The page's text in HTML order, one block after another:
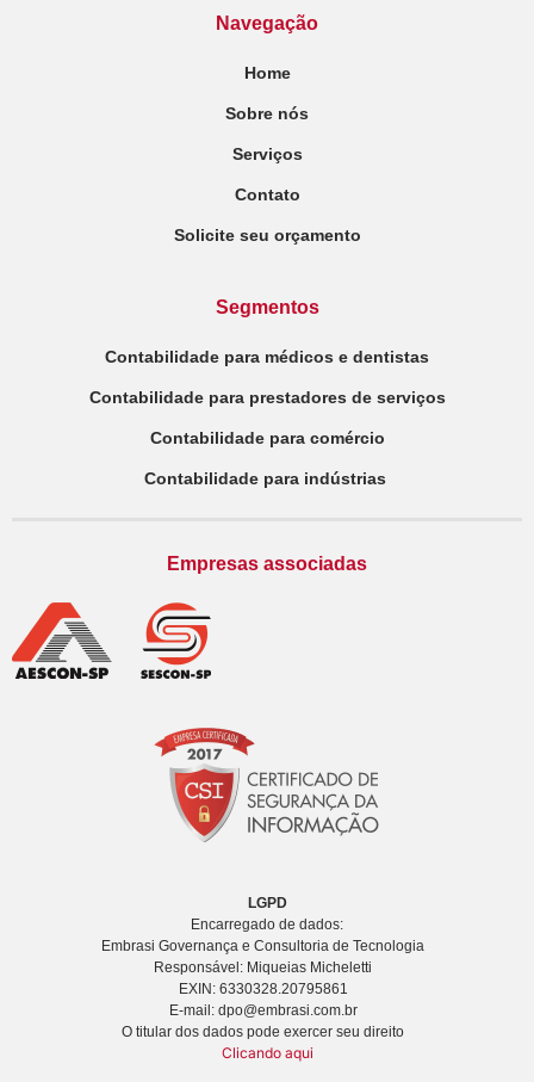
Navegação
Home
Sobre nós
Serviços
Contato
Solicite seu orçamento
Segmentos
Contabilidade para médicos e dentistas
Contabilidade para prestadores de serviços
Contabilidade para comércio
Contabilidade para indústrias
Empresas associadas
LGPD
Encarregado de dados:
Embrasi Governança e Consultoria de Tecnologia
Responsável: Miqueias Micheletti
EXIN: 6330328.20795861
E-mail: dpo@embrasi.com.br
O titular dos dados pode exercer seu direito
Clicando aqui